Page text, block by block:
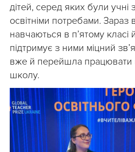
дітей, серед яких були
освітніми потребами. Зараз
навчаються в п’ятому класі
підтримує з ними міцний
вже й перейшла працювати
школу.